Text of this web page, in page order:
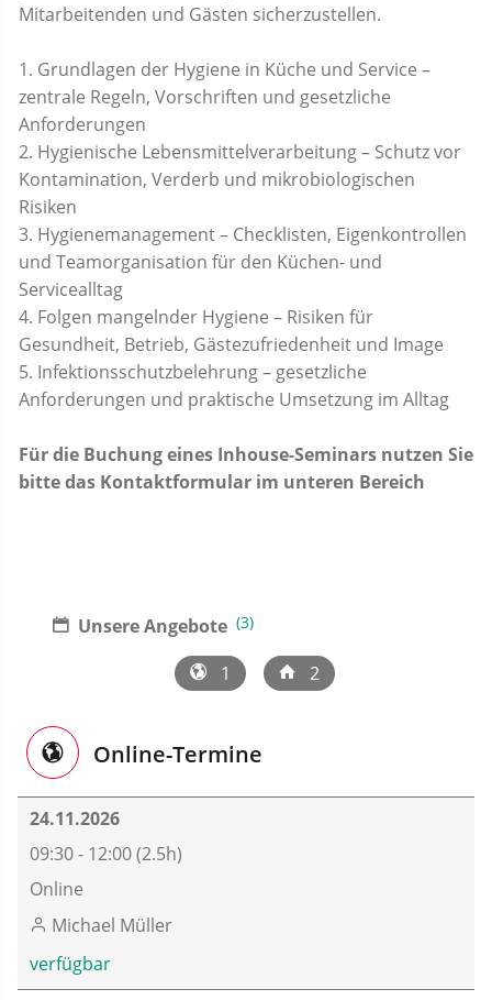
Mitarbeitenden und Gästen sicherzustellen.
1. Grundlagen der Hygiene in Küche und Service –
zentrale Regeln, Vorschriften und gesetzliche
Anforderungen
2. Hygienische Lebensmittelverarbeitung – Schutz vor
Kontamination, Verderb und mikrobiologischen
Risiken
3. Hygienemanagement – Checklisten, Eigenkontrollen
und Teamorganisation für den Küchen- und
Servicealltag
4. Folgen mangelnder Hygiene – Risiken für
Gesundheit, Betrieb, Gästezufriedenheit und Image
5. Infektionsschutzbelehrung – gesetzliche
Anforderungen und praktische Umsetzung im Alltag
Für die Buchung eines Inhouse-Seminars nutzen Sie
bitte das Kontaktformular im unteren Bereich
Unsere Angebote (3)
1 2
Online-Termine
24.11.2026
09:30 - 12:00 (2.5h)
Online
Michael Müller
verfügbar